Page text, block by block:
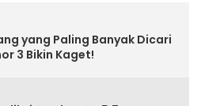
yang Paling Banyak Dicari
3 Bikin Kaget!